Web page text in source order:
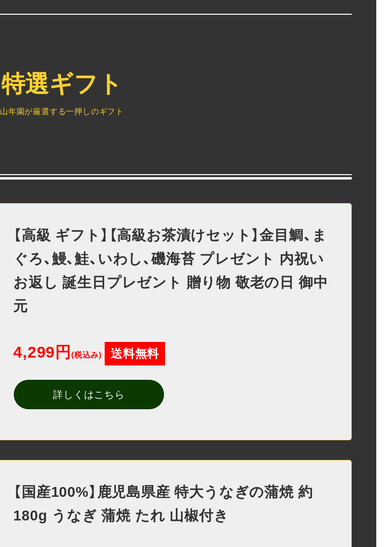
特選ギフト
山年園が厳選する一押しのギフト
【高級 ギフト】【高級お茶漬けセット】金目鯛、ま
ぐろ、鰻、鮭、いわし、磯海苔 プレゼント 内祝い
お返し 誕生日プレゼント 贈り物 敬老の日 御中
元
4,299円 (税込み) 送料無料
詳しくはこちら
【国産100%】鹿児島県産 特大うなぎの蒲焼 約
180g うなぎ 蒲焼 たれ 山椒付き